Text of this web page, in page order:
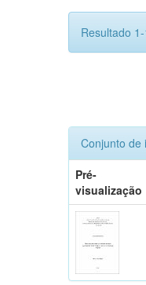
Resultado
Conjunto de
Pré-
visualização